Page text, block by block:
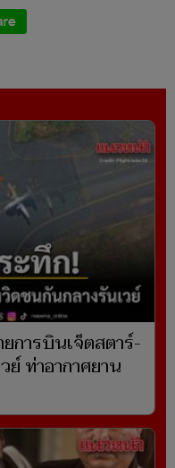
การบินเจ็ตสตาร์-
ท่าอากาศยาน